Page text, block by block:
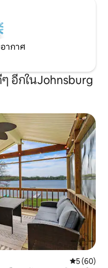
ากาศ
อีกในJohnsburg
คะแนนเฉลี่
5 (60)